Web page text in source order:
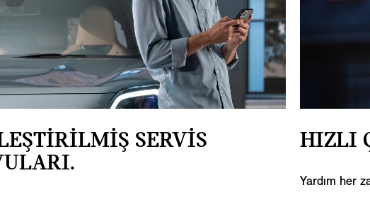
SERVİS
HIZLI
Yardım her